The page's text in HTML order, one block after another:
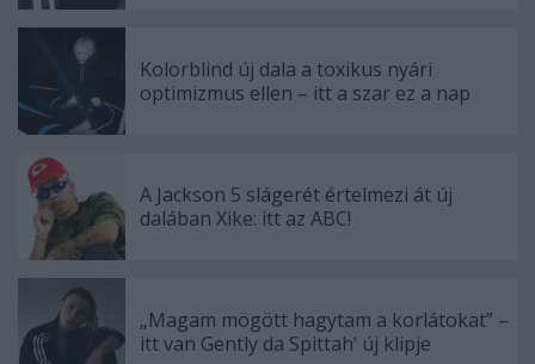
Kolorblind új dala a toxikus nyári
optimizmus ellen – itt a szar ez a nap
A Jackson 5 slágerét értelmezi át új
dalában Xike: itt az ABC!
„Magam mögött hagytam a korlátokat” –
itt van Gently da Spittah’ új klipje